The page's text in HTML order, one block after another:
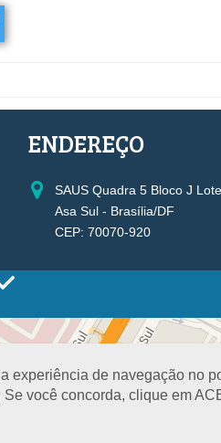
experiência de navegação no
você concorda, clique em
ENDEREÇO
SAUS Quadra 5 Bloco J
Asa Sul - Brasília/DF
CEP: 70070-920
VICE-
Controle